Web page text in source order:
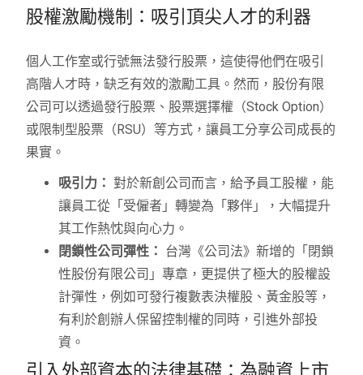
股權激勵機制：吸引頂尖人才的利器
個人工作室或行號無法發行股票，這使得他們在吸引
高階人才時，缺乏有效的激勵工具。然而，股份有限
公司可以透過發行股票、股票選擇權（Stock Option）
或限制型股票（RSU）等方式，讓員工分享公司成長的
果實。
吸引力： 對於新創公司而言，給予員工股權，能
讓員工從「受僱者」轉變為「夥伴」，大幅提升
其工作熱忱與向心力。
閉鎖性公司彈性： 台灣《公司法》新增的「閉鎖
性股份有限公司」專章，更提供了極大的股權設
計彈性，例如可發行複數表決權股、黃金股等，
有利於創辦人保留控制權的同時，引進外部投
資。
引入外部資本的法律基礎：為融資上市